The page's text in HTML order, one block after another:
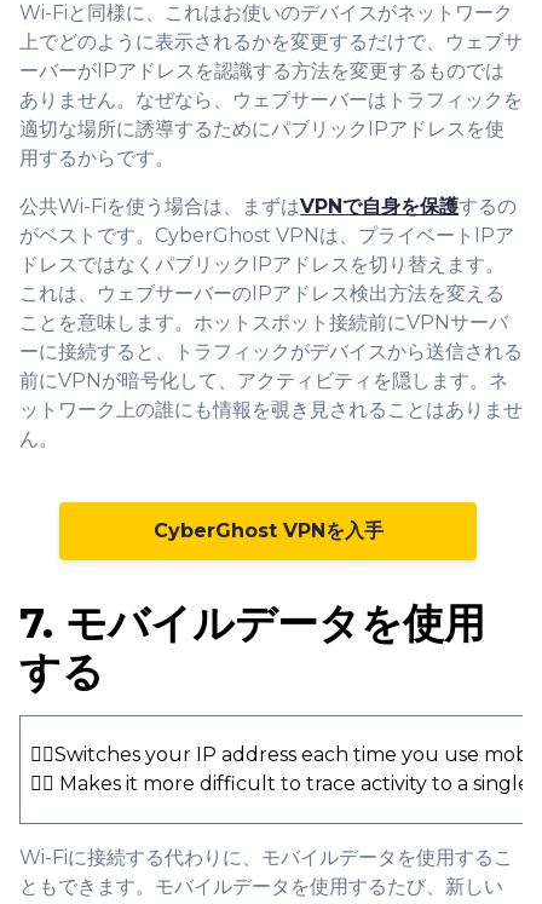
Wi-Fiと同様に、これはお使いのデバイスがネットワーク
上でどのように表示されるかを変更するだけで、ウェブサ
ーバーがIPアドレスを認識する方法を変更するものでは
ありません。なぜなら、ウェブサーバーはトラフィックを
適切な場所に誘導するためにパブリックIPアドレスを使
用するからです。
公共Wi-Fiを使う場合は、まずはVPNで自身を保護するの
がベストです。CyberGhost VPNは、プライベートIPア
ドレスではなくパブリックIPアドレスを切り替えます。
これは、ウェブサーバーのIPアドレス検出方法を変える
ことを意味します。ホットスポット接続前にVPNサーバ
ーに接続すると、トラフィックがデバイスから送信される
前にVPNが暗号化して、アクティビティを隠します。ネ
ットワーク上の誰にも情報を覗き見されることはありませ
ん。
CyberGhost VPNを入手
7. モバイルデータを使用
する
👍🏻Switches your IP address each time you use
👍🏻 Makes it more difficult to trace activity to a single
Wi-Fiに接続する代わりに、モバイルデータを使用するこ
ともできます。モバイルデータを使用するたび、新しい